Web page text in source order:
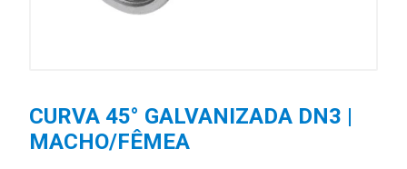
CURVA 45° GALVANIZADA DN3 |
MACHO/FÊMEA